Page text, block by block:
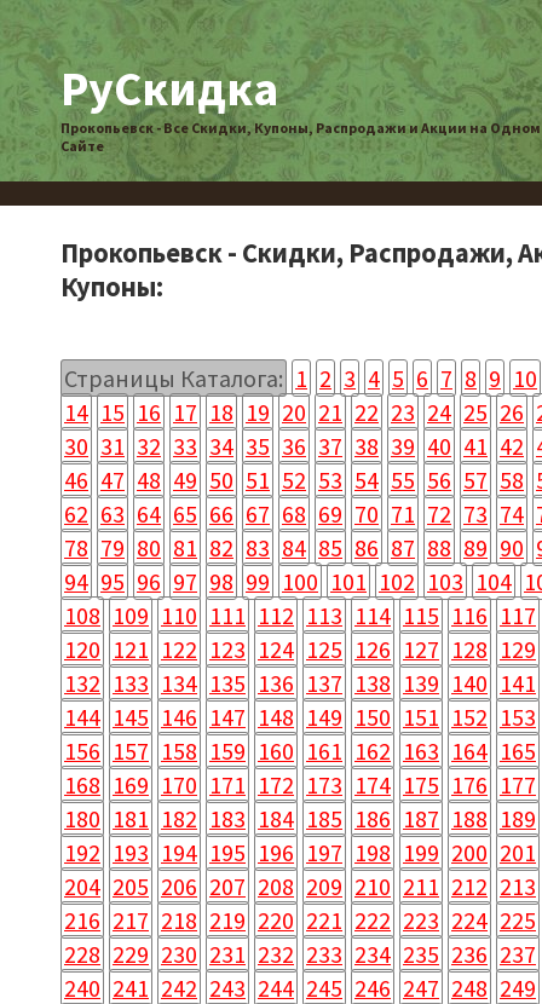
РуСкидка
Прокопьевск - Все Скидки, Купоны, Распродажи и Акции на Одном
Сайте
Прокопьевск - Скидки, Распродажи,
Купоны:
Страницы Каталога: 1 2 3 4 5 6 7 8 9 10
14 15 16 17 18 19 20 21 22 23 24 25 26
30 31 32 33 34 35 36 37 38 39 40 41 42
46 47 48 49 50 51 52 53 54 55 56 57 58
62 63 64 65 66 67 68 69 70 71 72 73 74
78 79 80 81 82 83 84 85 86 87 88 89 90
94 95 96 97 98 99 100 101 102 103 104
108 109 110 111 112 113 114 115 116 117
120 121 122 123 124 125 126 127 128 129
132 133 134 135 136 137 138 139 140 141
144 145 146 147 148 149 150 151 152 153
156 157 158 159 160 161 162 163 164 165
168 169 170 171 172 173 174 175 176 177
180 181 182 183 184 185 186 187 188 189
192 193 194 195 196 197 198 199 200 201
204 205 206 207 208 209 210 211 212 213
216 217 218 219 220 221 222 223 224 225
228 229 230 231 232 233 234 235 236 237
240 241 242 243 244 245 246 247 248 249